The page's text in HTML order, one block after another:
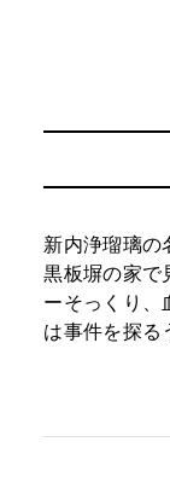
新内浄瑠璃の
黒板塀の家で
ーそっくり、
は事件を探る